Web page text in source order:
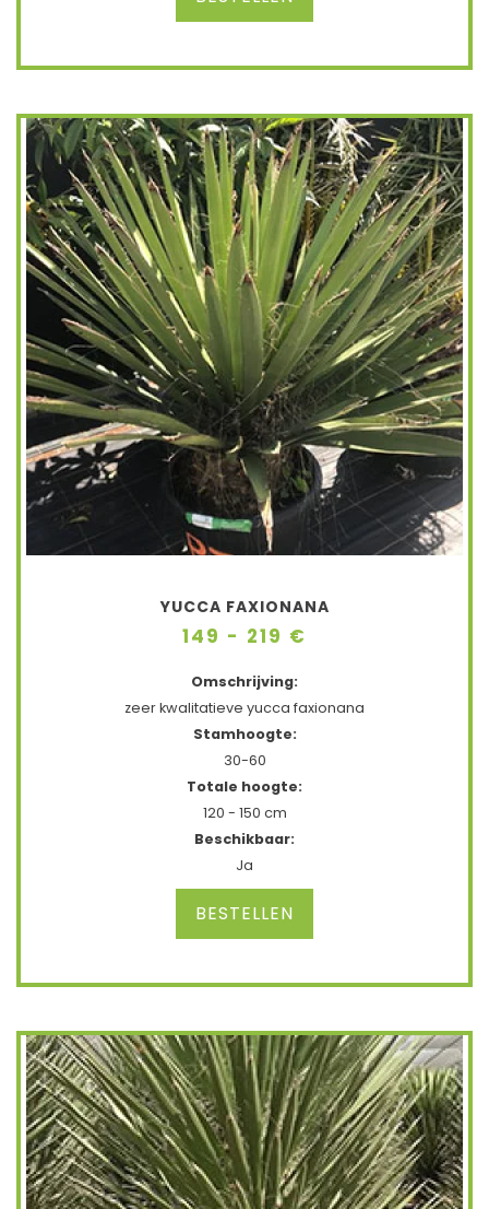
YUCCA FAXIONANA
149 - 219 €
Omschrijving:
zeer kwalitatieve yucca faxionana
Stamhoogte:
30-60
Totale hoogte:
120 - 150 cm
Beschikbaar:
Ja
BESTELLEN